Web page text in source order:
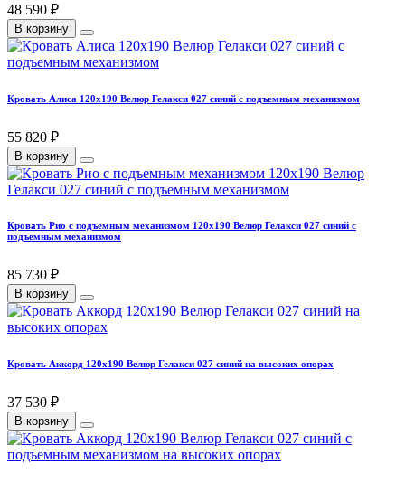
48 590 ₽
В корзину
Кровать Алиса 120х190 Велюр Гелакси 027 синий с подъемным механизмом
55 820 ₽
В корзину
Кровать Рио с подъемным механизмом 120х190 Велюр Гелакси 027 синий с
подъемным механизмом
85 730 ₽
В корзину
Кровать Аккорд 120х190 Велюр Гелакси 027 синий на высоких опорах
37 530 ₽
В корзину